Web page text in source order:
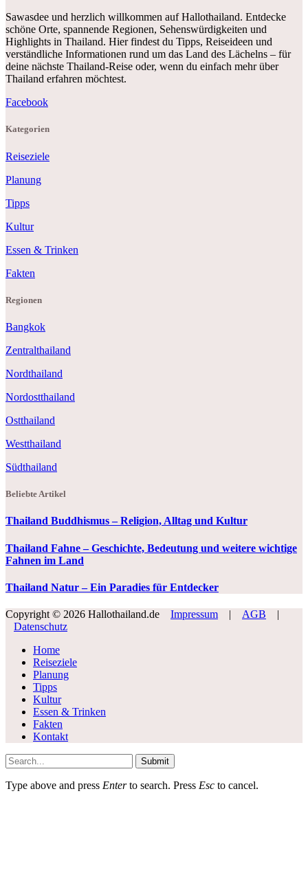
Sawasdee und herzlich willkommen auf Hallothailand. Entdecke
schöne Orte, spannende Regionen, Sehenswürdigkeiten und
Highlights in Thailand. Hier findest du Tipps, Reiseideen und
verständliche Informationen rund um das Land des Lächelns – für
deine nächste Thailand-Reise oder, wenn du einfach mehr über
Thailand erfahren möchtest.
Facebook
Kategorien
Reiseziele
Planung
Tipps
Kultur
Essen & Trinken
Fakten
Regionen
Bangkok
Zentralthailand
Nordthailand
Nordostthailand
Ostthailand
Westthailand
Südthailand
Beliebte Artikel
Thailand Buddhismus – Religion, Alltag und Kultur
Thailand Fahne – Geschichte, Bedeutung und weitere wichtige
Fahnen im Land
Thailand Natur – Ein Paradies für Entdecker
Copyright © 2026 Hallothailand.de Impressum | AGB
|
Datenschutz
Home
Reiseziele
Planung
Tipps
Kultur
Essen & Trinken
Fakten
Kontakt
Submit
Type above and press Enterto search. Press Esc to cancel.